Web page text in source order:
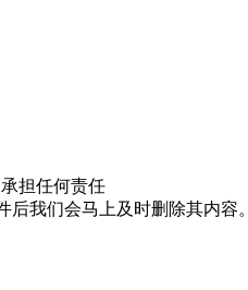
担任何责任
后我们会马上及时删除其内容。